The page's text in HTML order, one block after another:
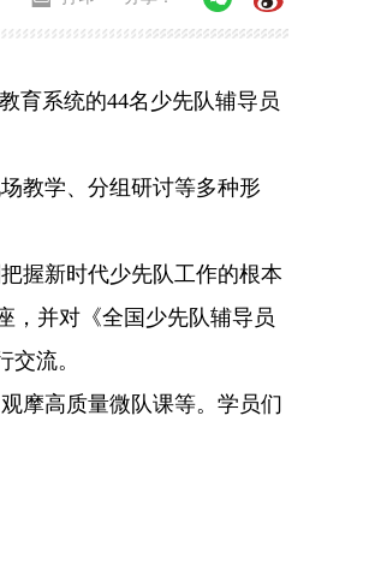
育系统的44名少先队辅导员
教学、分组研讨等多种形
握新时代少先队工作的根本
，并对《全国少先队辅导员
流。
摩高质量微队课等。学员们